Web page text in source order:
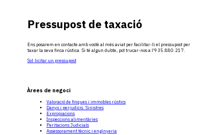
Pressupost de taxació
Ens posarem en contacte amb vostè al més aviat per facilitar-li el pressupost per
taxar la seva finca rústica. Si té algun dubte, pot trucar-nos a l'935.880.217.
Sol·licitar un pressupost
Àrees de negoci
Valoració de finques i immobles rústics
Danys i perjudicis. Sinistres
Expropiacions
Inspeccions alimentàries
Peritacions Judicials
Assessorament tècnic i enginyeria